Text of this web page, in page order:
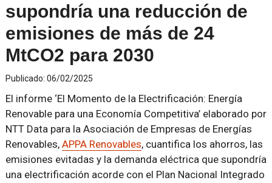
supondría una reducción de
emisiones de más de 24
MtCO2 para 2030
Publicado: 06/02/2025
El informe ‘El Momento de la Electrificación: Energía
Renovable para una Economía Competitiva’ elaborado por
NTT Data para la Asociación de Empresas de Energías
Renovables, APPA Renovables, cuantifica los ahorros, las
emisiones evitadas y la demanda eléctrica que supondría
una electrificación acorde con el Plan Nacional Integrado